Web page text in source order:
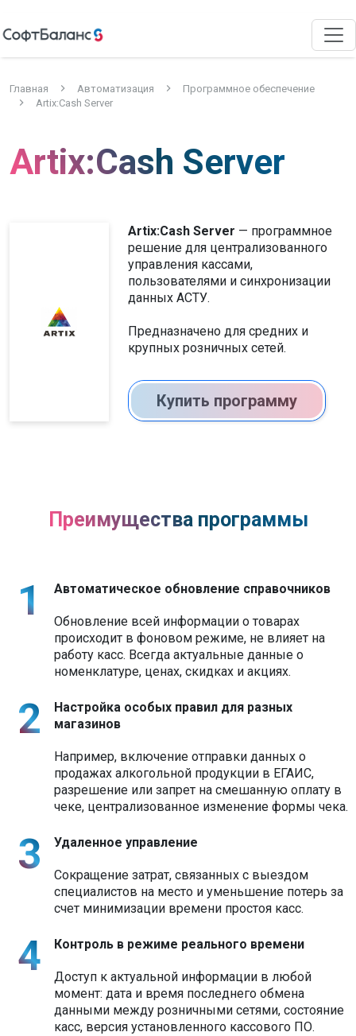
Главная Автоматизация
Программное обеспечение
Artix:Cash Server
Artix:Cash Server
Artix:Cash Server — программное
решение для централизованного
управления кассами,
пользователями и синхронизации
данных АСТУ.
Предназначено для средних и
крупных розничных сетей.
Купить программу
Преимущества программы
Автоматическое обновление справочников
Обновление всей информации о товарах
происходит в фоновом режиме, не влияет на
работу касс. Всегда актуальные данные о
номенклатуре, ценах, скидках и акциях.
Настройка особых правил для разных
магазинов
Например, включение отправки данных о
продажах алкогольной продукции в ЕГАИС,
разрешение или запрет на смешанную оплату в
чеке, централизованное изменение формы чека.
Удаленное управление
Сокращение затрат, связанных с выездом
специалистов на место и уменьшение потерь за
счет минимизации времени простоя касс.
Контроль в режиме реального времени
Доступ к актуальной информации в любой
момент: дата и время последнего обмена
данными между розничными сетями, состояние
касс, версия установленного кассового ПО.